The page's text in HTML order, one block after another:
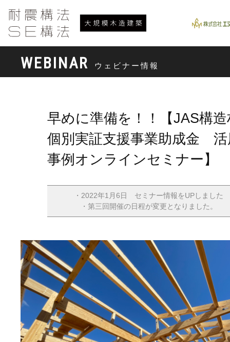
WEBINAR ウェビナー情報
早めに準備を！！【JAS構造
個別実証支援事業助成金 活
事例オンラインセミナー】
・2022年1月6日 セミナー情報をUPしました
・第三回開催の日程が変更となりました。